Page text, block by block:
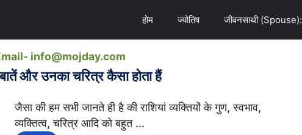
होम ज्योतिष जीवनसाथी (Spouse):
info@mojday.com
और उनका चरित्र कैसा होता हैं
जैसा की हम सभी जानते ही है की राशियां व्यक्तियों के गुण, स्वभाव,
व्यक्तित्व, चरित्र आदि को बहुत ...